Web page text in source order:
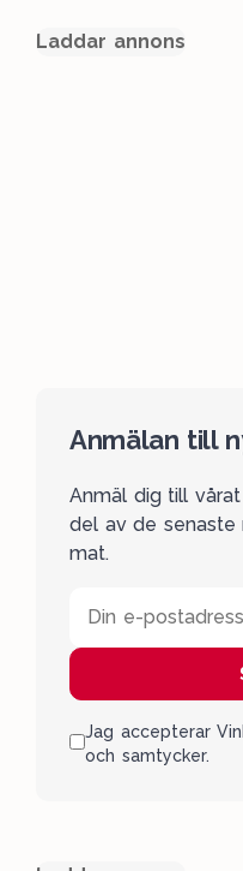
Laddar annons
Anmälan till
Anmäl dig till
del av de senaste
mat.
Din e-postadress
Jag accepterar
och samtycker.